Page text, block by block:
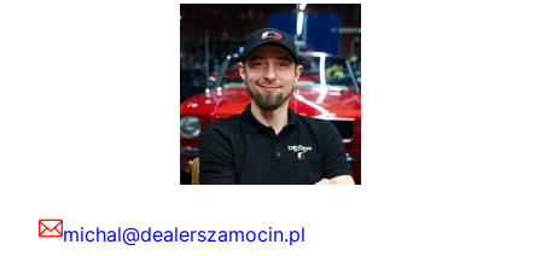
michal@dealerszamocin.pl